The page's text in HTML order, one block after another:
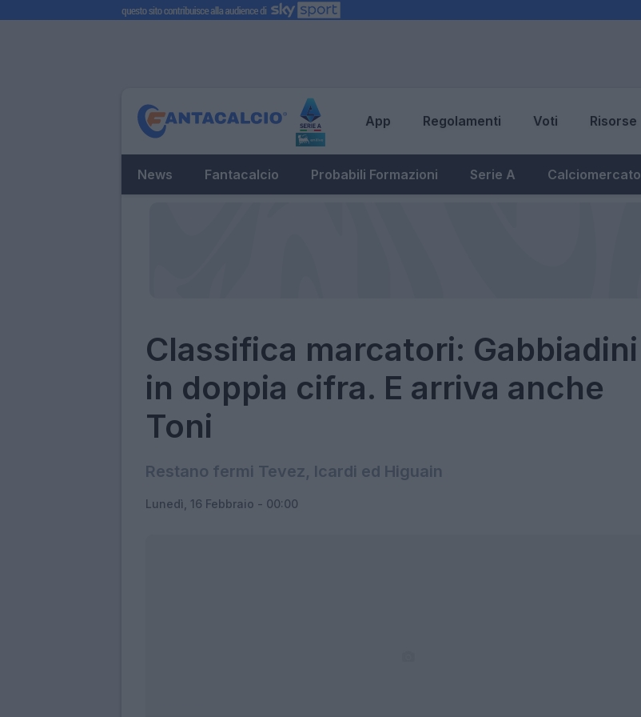
App Regolamenti Voti Risorse
News Fantacalcio Probabili Formazioni Serie A Calciomercato
Classifica marcatori: Gabbiadini
in doppia cifra. E arriva anche
Toni
Restano fermi Tevez, Icardi ed Higuain
Lunedì, 16 Febbraio - 00:00